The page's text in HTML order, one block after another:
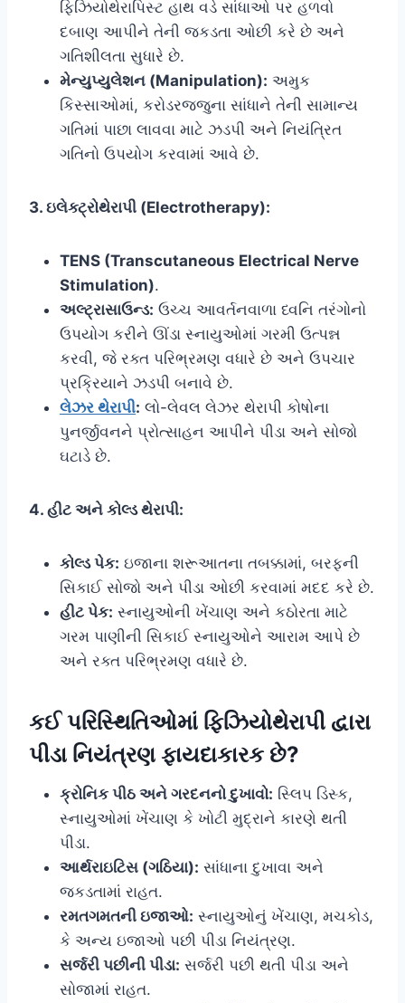
ફિઝિયોથેરાપિસ્ટ હાથ વડે સાંધાઓ પર હળવો
દબાણ આપીને તેની જકડતા ઓછી કરે છે અને
ગતિશીલતા સુધારે છે.
મેન્યુપ્યુલેશન (Manipulation): અમુક
કિસ્સાઓમાં, કરોડરજ્જુના સાંધાને તેની સામાન્ય
ગતિમાં પાછા લાવવા માટે ઝડપી અને નિયંત્રિત
ગતિનો ઉપયોગ કરવામાં આવે છે.
3. ઇલેક્ટ્રોથેરાપી (Electrotherapy):
TENS (Transcutaneous Electrical Nerve
Stimulation).
અલ્ટ્રાસાઉન્ડ: ઉચ્ચ આવર્તનવાળા ધ્વનિ તરંગોનો
ઉપયોગ કરીને ઊંડા સ્નાયુઓમાં ગરમી ઉત્પન્ન
કરવી, જે રક્ત પરિભ્રમણ વધારે છે અને ઉપચાર
પ્રક્રિયાને ઝડપી બનાવે છે.
લેઝર થેરાપી: લો-લેવલ લેઝર થેરાપી કોષોના
પુનર્જીવનને પ્રોત્સાહન આપીને પીડા અને સોજો
ઘટાડે છે.
4. હીટ અને કોલ્ડ થેરાપી:
કોલ્ડ પેક: ઇજાના શરૂઆતના તબક્કામાં, બરફની
સિકાઈ સોજો અને પીડા ઓછી કરવામાં મદદ કરે છે.
હીટ પેક: સ્નાયુઓની ખેંચાણ અને કઠોરતા માટે
ગરમ પાણીની સિકાઈ સ્નાયુઓને આરામ આપે છે
અને રક્ત પરિભ્રમણ વધારે છે.
કઈ પરિસ્થિતિઓમાં ફિઝિયોથેરાપી દ્વારા
પીડા નિયંત્રણ ફાયદાકારક છે?
ક્રોનિક પીઠ અને ગરદનનો દુખાવો: સ્લિપ ડિસ્ક,
સ્નાયુઓમાં ખેંચાણ કે ખોટી મુદ્રાને કારણે થતી
પીડા.
આર્થરાઇટિસ (ગઠિયા): સાંધાના દુખાવા અને
જકડતામાં રાહત.
રમતગમતની ઇજાઓ: સ્નાયુઓનું ખેંચાણ, મચકોડ,
કે અન્ય ઇજાઓ પછી પીડા નિયંત્રણ.
સર્જરી પછીની પીડા: સર્જરી પછી થતી પીડા અને
સોજામાં રાહત.